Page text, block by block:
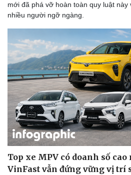
Sức khỏe
Dinh dưỡng - món ngon
Cây thuốc
Sản phụ khoa
Nhi khoa
Nam khoa
Làm đẹp - giảm cân
Phòng mạch online
Ăn sạch sống khỏe
Đời
mới đã phá vỡ hoàn toàn quy luật này
nhiều người ngỡ ngàng.
Top xe MPV có doanh số
VinFast vẫn đứng vững vị trí